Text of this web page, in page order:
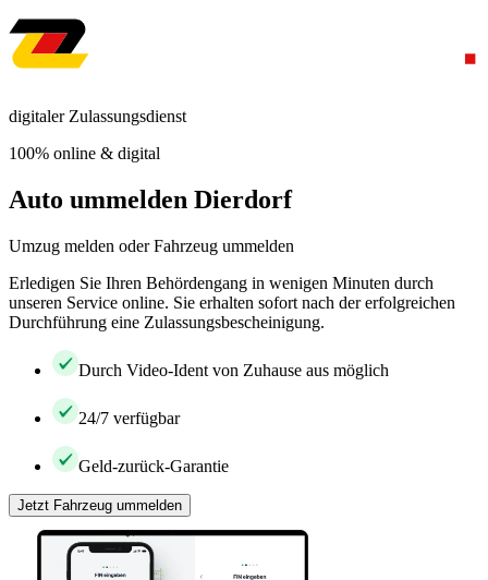
digitaler Zulassungsdienst
100% online & digital
Auto ummelden Dierdorf
Umzug melden oder Fahrzeug ummelden
Erledigen Sie Ihren Behördengang in wenigen Minuten durch
unseren Service online. Sie erhalten sofort nach der erfolgreichen
Durchführung eine Zulassungsbescheinigung.
Durch Video-Ident von Zuhause aus möglich
24/7 verfügbar
Geld-zurück-Garantie
Jetzt Fahrzeug ummelden